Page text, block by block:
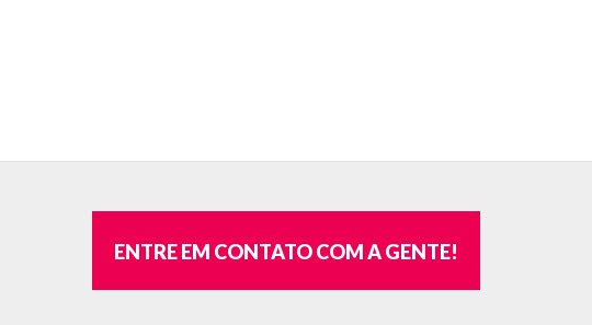
ENTRE EM CONTATO COM A GENTE!